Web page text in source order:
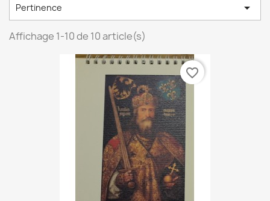
Pertinence 
Affichage 1-10 de 10 article(s)
favorite_border